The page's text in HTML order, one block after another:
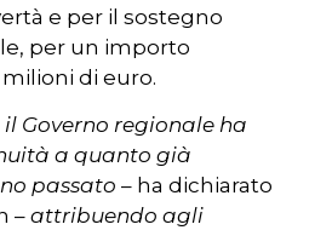
e per il sostegno
per un importo
di euro.
il Governo regionale ha
a quanto già
passato – ha dichiarato
–attribuendo agli